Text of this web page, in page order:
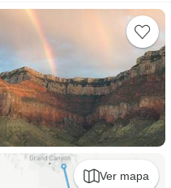
Ver mapa